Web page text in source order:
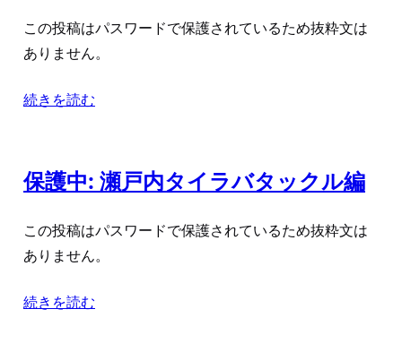
この投稿はパスワードで保護されているため抜粋文は
ありません。
続きを読む
保護中: 瀬戸内タイラバタックル編
この投稿はパスワードで保護されているため抜粋文は
ありません。
続きを読む